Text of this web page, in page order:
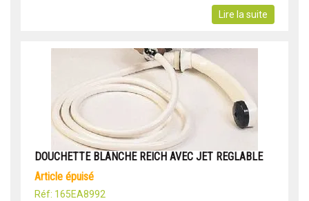
Lire la suite
DOUCHETTE BLANCHE REICH AVEC JET REGLABLE
article épuisé
Réf: 165EA8992